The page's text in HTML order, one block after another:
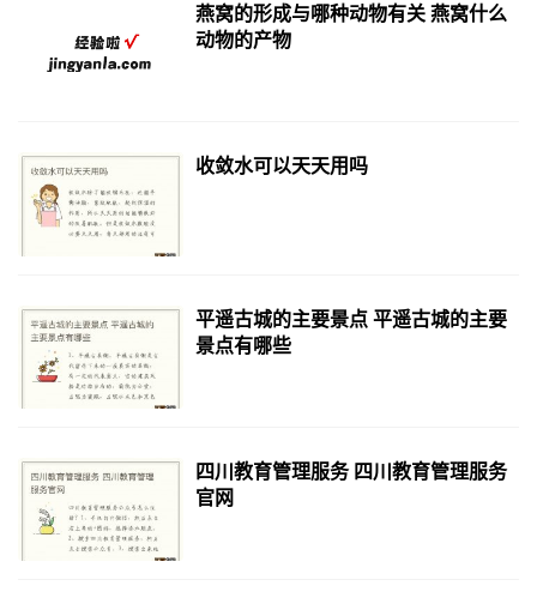
燕窝的形成与哪种动物有关 燕窝什么
动物的产物
收敛水可以天天用吗
平遥古城的主要景点 平遥古城的主要
景点有哪些
四川教育管理服务 四川教育管理服务
官网